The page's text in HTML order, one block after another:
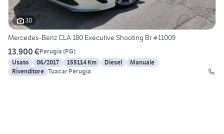
30
Mercedes-Benz CLA 180 Executive Shooting Br #11009
13.900 €Perugia (PG)
Usato
06/2017 155114 Km Diesel
Manuale
Rivenditore Tuacar Perugia